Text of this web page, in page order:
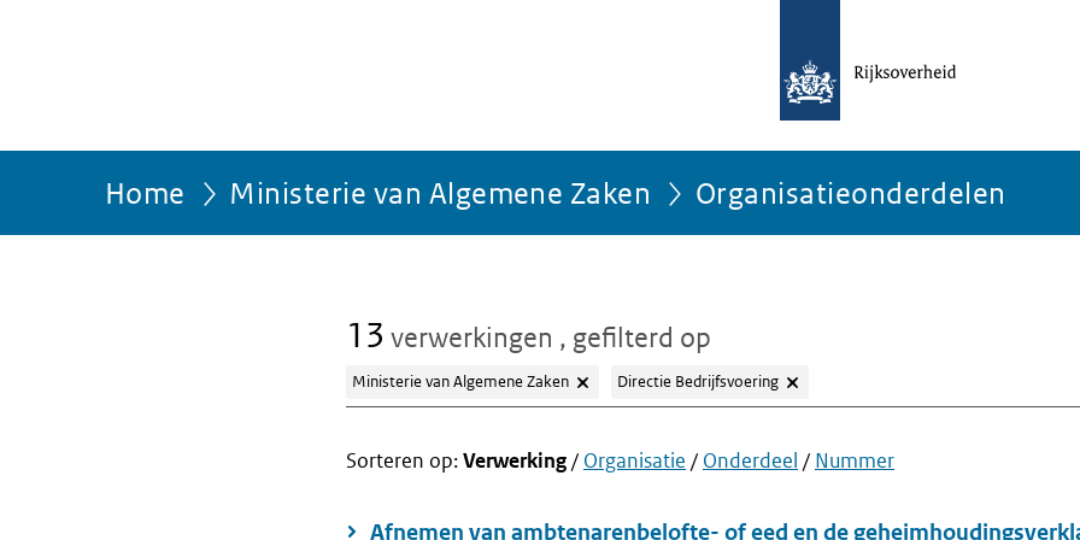
Home Ministerie van Algemene Zaken Organisatieonderdelen
13 verwerkingen , gefilterd op
Ministerie van Algemene Zaken Directie Bedrijfsvoering
Sorteren op:Verwerking/ Organisatie / Onderdeel / Nummer
Afnemen van ambtenarenbelofte- of eed en de